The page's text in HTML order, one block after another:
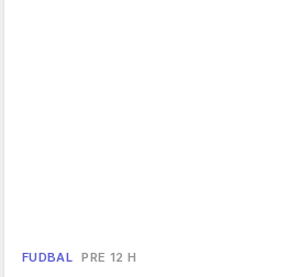
FUDBAL PRE 12 H